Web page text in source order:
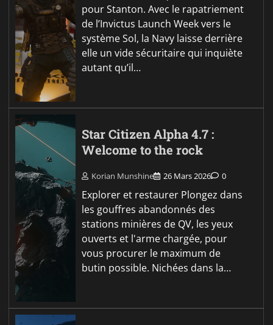
pour Stanton. Avec le rapatriement
de l’Invictus Launch Week vers le
système Sol, la Navy laisse derrière
elle un vide sécuritaire qui inquiète
autant qu’il…
Star Citizen Alpha 4.7 :
Welcome to the rock
Korian Munshine 26 Mars 2026 0
Explorer et restaurer Plongez dans
les gouffres abandonnés des
stations minières de QV, les yeux
ouverts et l'arme chargée, pour
vous procurer le maximum de
butin possible. Nichées dans la…